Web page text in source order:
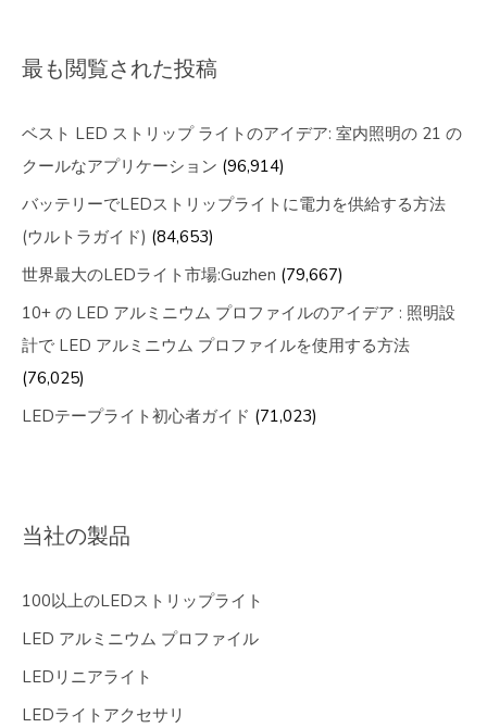
最も閲覧された投稿
ベスト LED ストリップ ライトのアイデア: 室内照明の 21 の
クールなアプリケーション (96,914)
バッテリーでLEDストリップライトに電力を供給する方法
(ウルトラガイド) (84,653)
世界最大のLEDライト市場:Guzhen (79,667)
10+ の LED アルミニウム プロファイルのアイデア : 照明設
計で LED アルミニウム プロファイルを使用する方法
(76,025)
LEDテープライト初心者ガイド (71,023)
当社の製品
100以上のLEDストリップライト
LED アルミニウム プロファイル
LEDリニアライト
LEDライトアクセサリ